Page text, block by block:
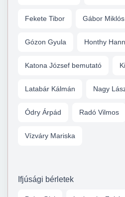
Fekete Tibor Gábor Miklós
Gózon Gyula Honthy
Katona József bemutató
Latabár Kálmán Nagy
Ódry Árpád Radó Vilmos
Vízváry Mariska
Ifjúsági bérletek